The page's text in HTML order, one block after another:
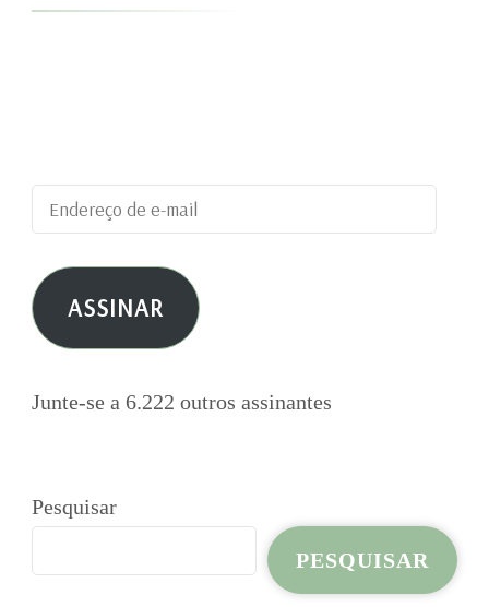
Endereço
de
e-
mail ASSINAR
Junte-se a 6.222 outros assinantes
Pesquisar
PESQUISAR